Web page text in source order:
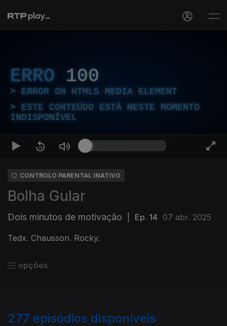
ERRO 100
ERROR ON HTML5 MEDIA ELEMENT
ESTE CONTEÚDO ESTÁ NESTE MOMENTO
INDISPONÍVEL
CONTROLO PARENTAL INATIVO
Bolha Gular
Dois minutos de motivação Ep. 14 07 abr. 2025
Tedx. Chausson. Rocky.
opções
277 episódios disponíveis